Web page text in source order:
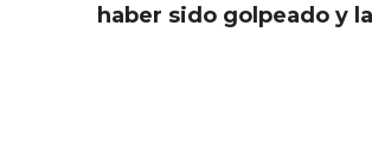
haber sido golpeado y